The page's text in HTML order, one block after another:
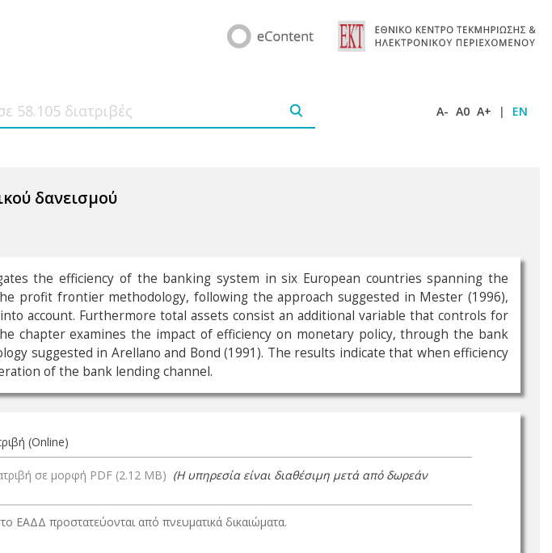
A- A0 A+ | EN
δανεισμού
the efficiency of the banking system in six European countries spanning the
profit frontier methodology, following the approach suggested in Mester (1996),
account. Furthermore total assets consist an additional variable that controls for
chapter examines the impact of efficiency on monetary policy, through the bank
suggested in Arellano and Bond (1991). The results indicate that when efficiency
of the bank lending channel.
(Online)
σε μορφή PDF (2.12 MB) (Η υπηρεσία είναι διαθέσιμη μετά από δωρεάν
ΕΑΔΔ προστατεύονται από πνευματικά δικαιώματα.